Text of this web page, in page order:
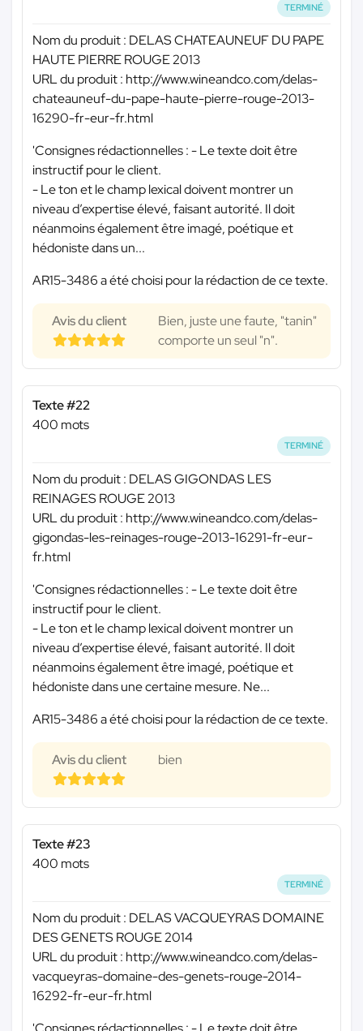
TERMINÉ
Nom du produit : DELAS CHATEAUNEUF DU PAPE
HAUTE PIERRE ROUGE 2013
URL du produit : http://www.wineandco.com/delas-
chateauneuf-du-pape-haute-pierre-rouge-2013-
16290-fr-eur-fr.html
'Consignes rédactionnelles : - Le texte doit être
instructif pour le client.
- Le ton et le champ lexical doivent montrer un
niveau d’expertise élevé, faisant autorité. Il doit
néanmoins également être imagé, poétique et
hédoniste dans un...
AR15-3486 a été choisi pour la rédaction de ce texte.
Avis du client
Bien, juste une faute, "tanin"
comporte un seul "n".
Texte #22
400 mots
TERMINÉ
Nom du produit : DELAS GIGONDAS LES
REINAGES ROUGE 2013
URL du produit : http://www.wineandco.com/delas-
gigondas-les-reinages-rouge-2013-16291-fr-eur-
fr.html
'Consignes rédactionnelles : - Le texte doit être
instructif pour le client.
- Le ton et le champ lexical doivent montrer un
niveau d’expertise élevé, faisant autorité. Il doit
néanmoins également être imagé, poétique et
hédoniste dans une certaine mesure. Ne...
AR15-3486 a été choisi pour la rédaction de ce texte.
Avis du client bien
Texte #23
400 mots
TERMINÉ
Nom du produit : DELAS VACQUEYRAS DOMAINE
DES GENETS ROUGE 2014
URL du produit : http://www.wineandco.com/delas-
vacqueyras-domaine-des-genets-rouge-2014-
16292-fr-eur-fr.html